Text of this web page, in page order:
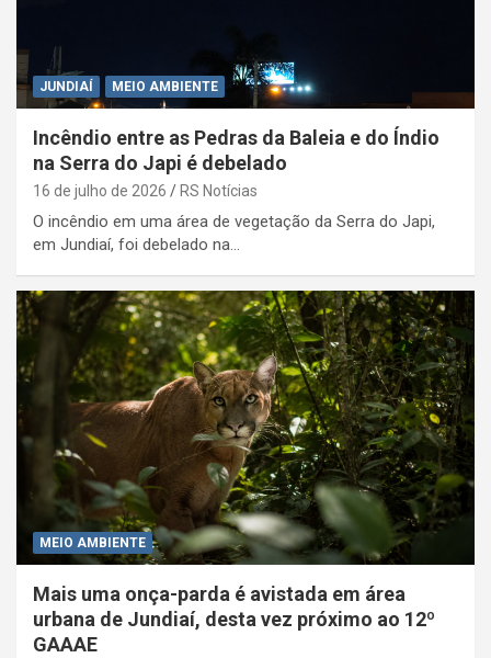
JUNDIAÍ MEIO AMBIENTE
Incêndio entre as Pedras da Baleia e do Índio
na Serra do Japi é debelado
16 de julho de 2026 RS Notícias
O incêndio em uma área de vegetação da Serra do Japi,
em Jundiaí, foi debelado na…
MEIO AMBIENTE
Mais uma onça-parda é avistada em área
urbana de Jundiaí, desta vez próximo ao 12º
GAAAE